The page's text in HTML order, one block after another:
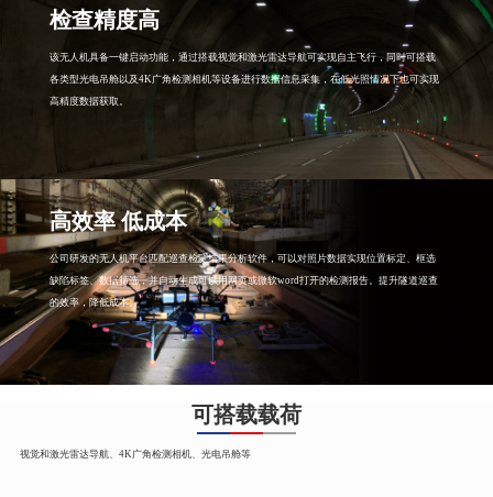
检查精度高
该无人机具备一键启动功能，通过搭载视觉和激光雷达导航可实现自主飞行，同时可搭载
各类型光电吊舱以及4K广角检测相机等设备进行数据信息采集，在低光照情况下也可实现
高精度数据获取。
高效率 低成本
公司研发的无人机平台匹配巡查检测结果分析软件，可以对照片数据实现位置标定、框选
缺陷标签、数据筛选，并自动生成可以用网页或微软word打开的检测报告。提升隧道巡查
的效率，降低成本。
可搭载载荷
视觉和激光雷达导航、4K广角检测相机、光电吊舱等